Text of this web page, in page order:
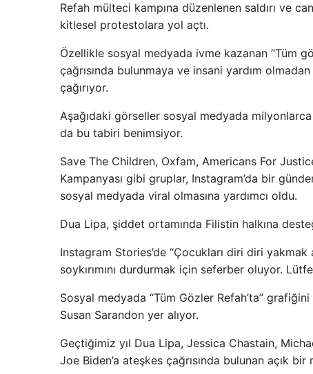
Refah mülteci kampına düzenlenen saldırı ve
kitlesel protestolara yol açtı.
Özellikle sosyal medyada ivme kazanan “Tüm
çağrısında bulunmaya ve insani yardım
çağırıyor.
Aşağıdaki görseller sosyal medyada
da bu tabiri benimsiyor.
Save The Children, Oxfam, Americans For
Kampanyası gibi gruplar, Instagram’da bir
sosyal medyada viral olmasına yardımcı oldu.
Dua Lipa, şiddet ortamında Filistin halkına
Instagram Stories’de “Çocukları diri diri
soykırımını durdurmak için seferber oluyor.
Sosyal medyada “Tüm Gözler Refah’ta”
Susan Sarandon yer alıyor.
Geçtiğimiz yıl Dua Lipa, Jessica Chastain,
Joe Biden’a ateşkes çağrısında bulunan açık bir